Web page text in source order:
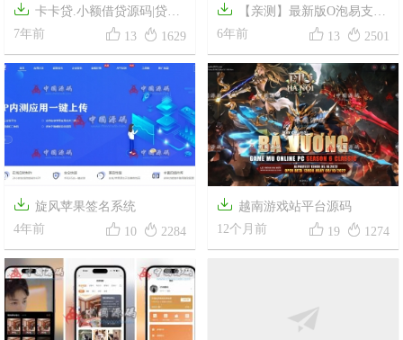
 卡卡贷.小额借贷源码|贷款
系统|贷款|网贷|对接征信验证|
可封装APP
7年前  13  1629

【亲测】最新版O泡易支付
PHP源码下载易支付系统全开
源可二开
6年前  13  2501
 旋风苹果签名系统
4年前
 10  2284
 越南游戏站平台源码
12个月前
 19  1274